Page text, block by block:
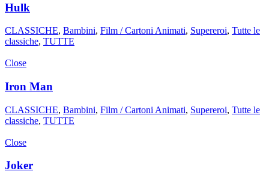
Hulk
CLASSICHE, Bambini, Film / Cartoni Animati, Supereroi, Tutte le
classiche, TUTTE
Close
Iron Man
CLASSICHE, Bambini, Film / Cartoni Animati, Supereroi, Tutte le
classiche, TUTTE
Close
Joker